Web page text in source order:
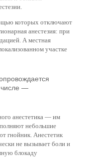
которых отключают
анестезия: при
А местная
участке
числе —
анестетика — им
небольшие
гнойник. Анестетик
не вызывает боли и
блокаду